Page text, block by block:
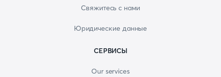
Свяжитесь с нами
Юридические данные
СЕРВИСЫ
Our services